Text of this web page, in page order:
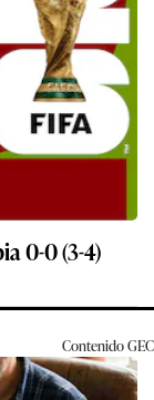
0-0 (3-4)
ContenidoGEC